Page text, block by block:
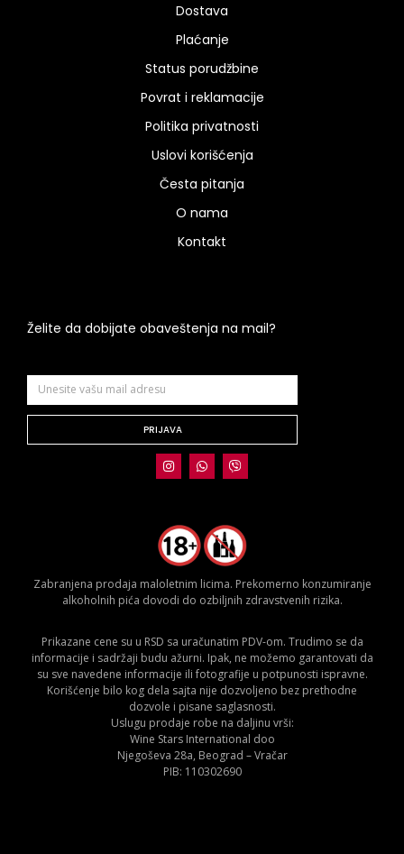
Dostava
Plaćanje
Status porudžbine
Povrat i reklamacije
Politika privatnosti
Uslovi korišćenja
Česta pitanja
O nama
Kontakt
Želite da dobijate obaveštenja na mail?
PRIJAVA
Zabranjena prodaja maloletnim licima. Prekomerno konzumiranje
alkoholnih pića dovodi do ozbiljnih zdravstvenih rizika.
Prikazane cene su u RSD sa uračunatim PDV-om. Trudimo se da
informacije i sadržaji budu ažurni. Ipak, ne možemo garantovati da
su sve navedene informacije ili fotografije u potpunosti ispravne.
Korišćenje bilo kog dela sajta nije dozvoljeno bez prethodne
dozvole i pisane saglasnosti.
Uslugu prodaje robe na daljinu vrši:
Wine Stars International doo
Njegoševa 28a, Beograd – Vračar
PIB: 110302690